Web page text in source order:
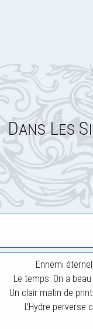
Dans Les
Ennemi
Le temps. On a
Un clair matin de
L’Hydre